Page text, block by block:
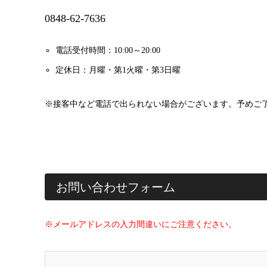
0848-62-7636
電話受付時間：10:00～20:00
定休日：月曜・第1火曜・第3日曜
※接客中など電話で出られない場合がございます。予めご
お問い合わせフォーム
※メールアドレスの入力間違いにご注意ください。